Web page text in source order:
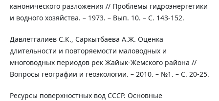
канонического разложения // Проблемы гидроэнергетики
и водного хозяйства. – 1973. – Вып. 10. – С. 143-152.
Давлетгалиев С.К., Саркытбаева А.Ж. Оценка
длительности и повторяемости маловодных и
многоводных периодов рек Жайык-Жемского района //
Вопросы географии и геоэкологии. – 2010. – №1. – С. 20-25.
Ресурсы поверхностных вод СССР. Основные